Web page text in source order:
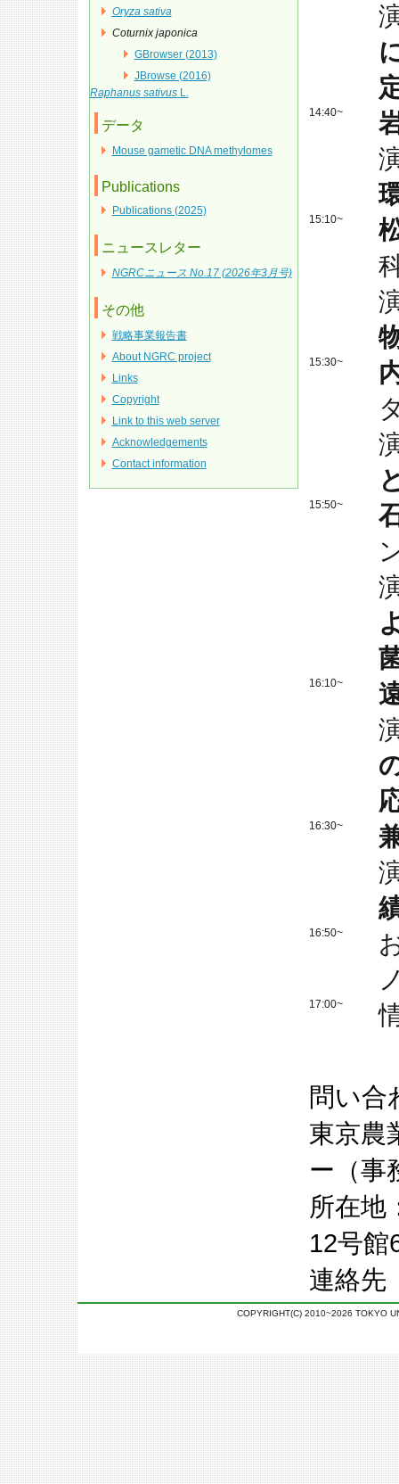
Oryza sativa
Coturnix japonica
GBrowser (2013)
JBrowse (2016)
Raphanus sativusL.
データ
Mouse gametic DNA methylomes
Publications
Publications (2025)
ニュースレター
NGRCニュース No.17 (2026年3月号)
その他
戦略事業報告書
About NGRC project
Links
Copyright
Link to this web server
Acknowledgements
Contact information
14:40~
15:10~
15:30~
15:50~
16:10~
16:30~
16:50~
17:00~
問い合
東京農
ー（事
所在地
12号館
連絡先
COPYRIGHT(C) 2010~2026 TOKYO